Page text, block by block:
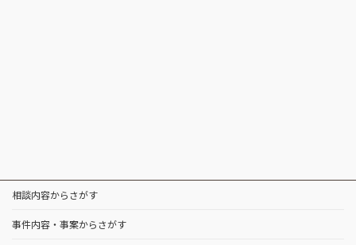
相談内容からさがす
事件内容・事案からさがす